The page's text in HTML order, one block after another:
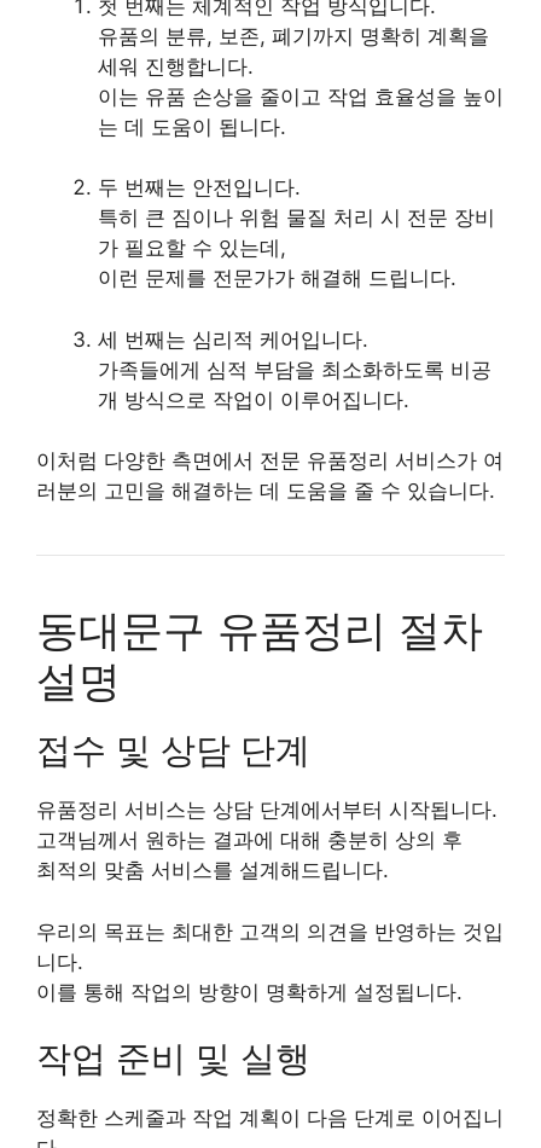
첫 번째는 체계적인 작업 방식입니다.
유품의 분류, 보존, 폐기까지 명확히 계획을
세워 진행합니다.
이는 유품 손상을 줄이고 작업 효율성을 높이
는 데 도움이 됩니다.
두 번째는 안전입니다.
특히 큰 짐이나 위험 물질 처리 시 전문 장비
가 필요할 수 있는데,
이런 문제를 전문가가 해결해 드립니다.
세 번째는 심리적 케어입니다.
가족들에게 심적 부담을 최소화하도록 비공
개 방식으로 작업이 이루어집니다.
이처럼 다양한 측면에서 전문 유품정리 서비스가 여
러분의 고민을 해결하는 데 도움을 줄 수 있습니다.
동대문구 유품정리 절차
설명
접수 및 상담 단계
유품정리 서비스는 상담 단계에서부터 시작됩니다.
고객님께서 원하는 결과에 대해 충분히 상의 후
최적의 맞춤 서비스를 설계해드립니다.
우리의 목표는 최대한 고객의 의견을 반영하는 것입
니다.
이를 통해 작업의 방향이 명확하게 설정됩니다.
작업 준비 및 실행
정확한 스케줄과 작업 계획이 다음 단계로 이어집니